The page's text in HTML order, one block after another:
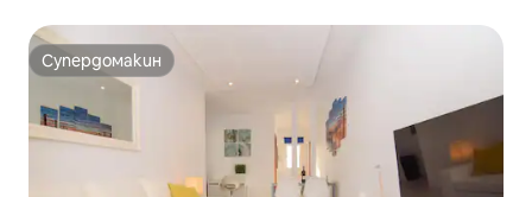
Супердомакин
Супердомакин